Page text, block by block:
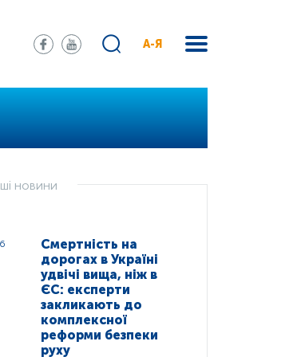
А-Я
новини
Смертність на
дорогах в Україні
удвічі вища, ніж в
ЄС: експерти
закликають до
комплексної
реформи безпеки
руху